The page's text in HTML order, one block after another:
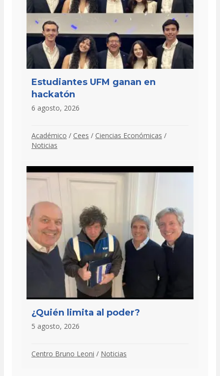
Estudiantes UFM ganan en
hackatón
6 agosto, 2026
Académico / Cees / Ciencias Económicas /
Noticias
¿Quién limita al poder?
5 agosto, 2026
Centro Bruno Leoni / Noticias